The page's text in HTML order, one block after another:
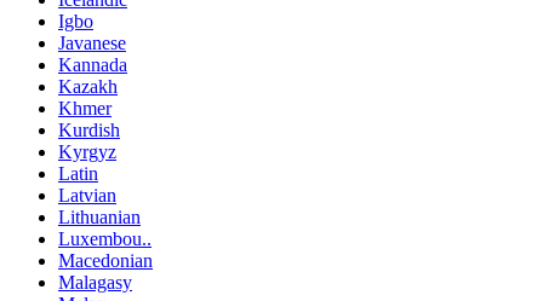
Igbo
Javanese
Kannada
Kazakh
Khmer
Kurdish
Kyrgyz
Latin
Latvian
Lithuanian
Luxembou..
Macedonian
Malagasy